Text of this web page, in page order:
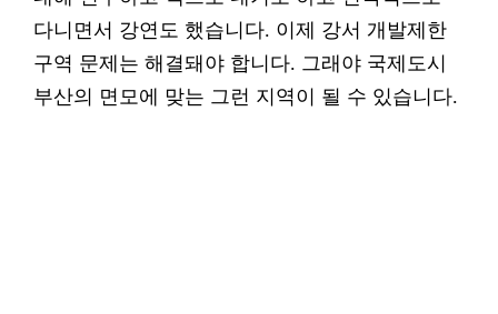
다니면서 강연도 했습니다. 이제 강서 개발제한
구역 문제는 해결돼야 합니다. 그래야 국제도시
부산의 면모에 맞는 그런 지역이 될 수 있습니다.